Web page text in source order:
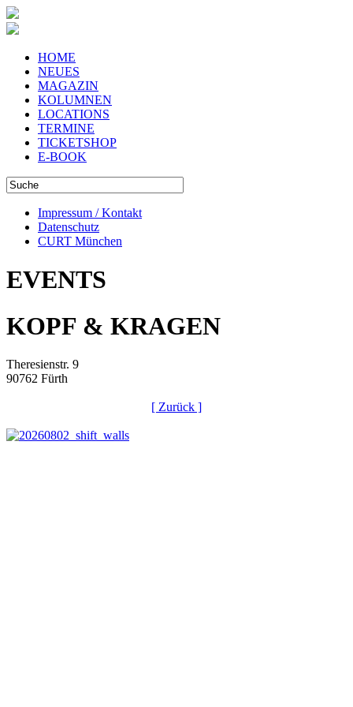
HOME
NEUES
MAGAZIN
KOLUMNEN
LOCATIONS
TERMINE
TICKETSHOP
E-BOOK
Impressum / Kontakt
Datenschutz
CURT München
EVENTS
KOPF & KRAGEN
Theresienstr. 9
90762 Fürth
[ Zurück ]